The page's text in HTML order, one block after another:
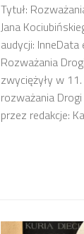
Tytuł:
Jana
audycji:
Rozważania
zwyciężyły w
rozważania
przez redakcje: